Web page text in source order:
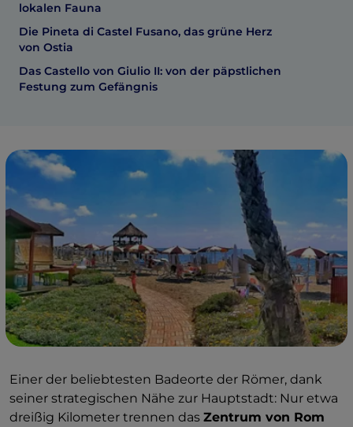
lokalen Fauna
Die Pineta di Castel Fusano, das grüne Herz
von Ostia
Das Castello von Giulio II: von der päpstlichen
Festung zum Gefängnis
Einer der beliebtesten Badeorte der Römer, dank
seiner strategischen Nähe zur Hauptstadt: Nur etwa
dreißig Kilometer trennen das Zentrum von Rom